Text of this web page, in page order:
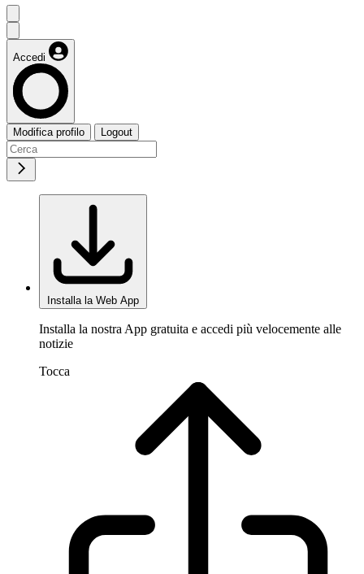
Accedi
Modifica profilo Logout
Installa la Web App
Installa la nostra App gratuita e accedi più velocemente alle
notizie
Tocca